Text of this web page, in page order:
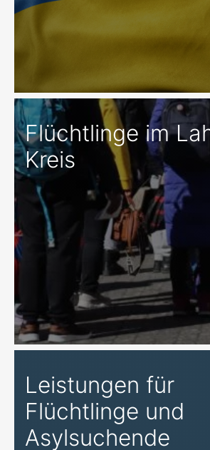
Flüchtlinge im
Kreis
Leistungen für
Flüchtlinge und
Asylsuchende